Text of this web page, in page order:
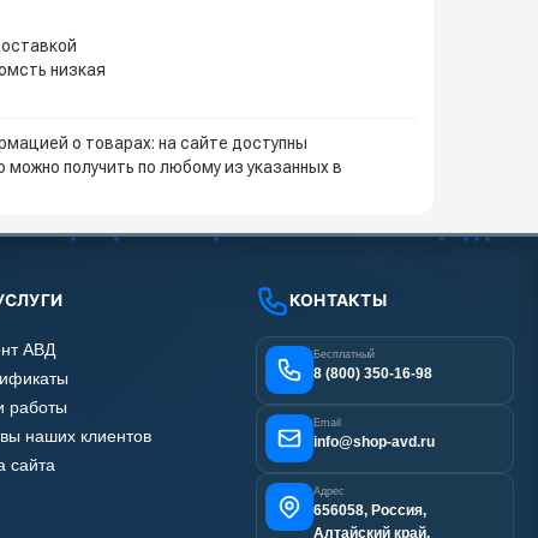
низкая
о товарах: на сайте доступны
получить по любому из указанных в
АВД
работы
наших клиентов
сайта
КОНТАКТЫ
Бесплатный
8 (800) 350-16-98
Email
info@shop-avd.ru
Адрес
656058, Россия,
Алтайский край,